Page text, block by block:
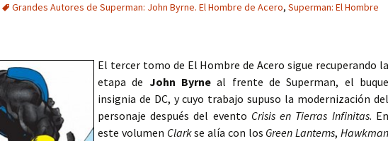
Grandes Autores de Superman: John Byrne. El Hombre de Acero, Superman: El Hombre
El tercer tomo de El Hombre de Acero sigue recuperando la
etapa de John Byrneal frente de Superman, el buque
insignia de DC, y cuyo trabajo supuso la modernización del
personaje después del evento Crisis en Tierras Infinitas. En
este volumen Clarkse alía con los Green Lanterns, Hawkman